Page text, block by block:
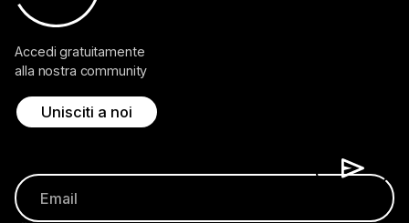
Accedi gratuitamente
alla nostra community
Unisciti a noi